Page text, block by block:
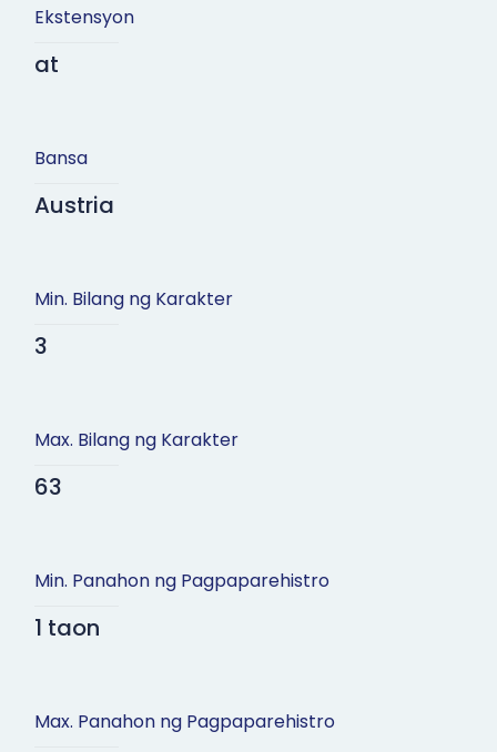
Ekstensyon
at
Bansa
Austria
Min. Bilang ng Karakter
3
Max. Bilang ng Karakter
63
Min. Panahon ng Pagpaparehistro
1 taon
Max. Panahon ng Pagpaparehistro